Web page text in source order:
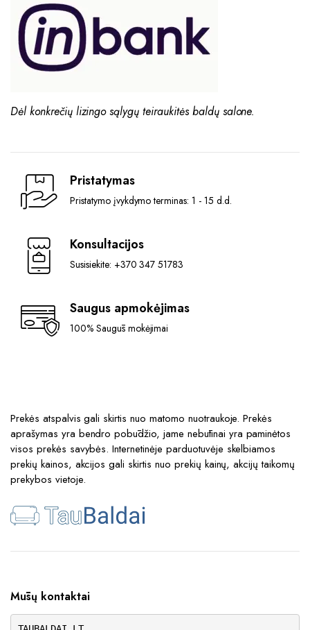
Dėl konkrečių lizingo sąlygų teiraukitės baldų salone.
Pristatymas
Pristatymo įvykdymo terminas: 1 - 15 d.d.
Konsultacijos
Susisiekite: +370 347 51783
Saugus apmokėjimas
100% Saugūs mokėjimai
Prekės atspalvis gali skirtis nuo matomo nuotraukoje. Prekės
aprašymas yra bendro pobūdžio, jame nebūtinai yra paminėtos
visos prekės savybės. Internetinėje parduotuvėje skelbiamos
prekių kainos, akcijos gali skirtis nuo prekių kainų, akcijų taikomų
prekybos vietoje.
Mūsų kontaktai